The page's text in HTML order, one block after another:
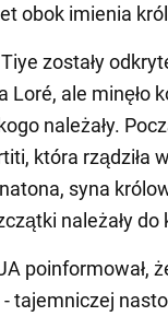
obok imienia
zostały
Loré, ale minęło
należały.
która rządziła
syna
należały
- tajemniczej